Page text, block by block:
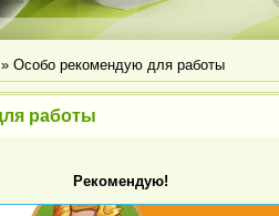
» Особо рекомендую для работы
работы
Рекомендую!